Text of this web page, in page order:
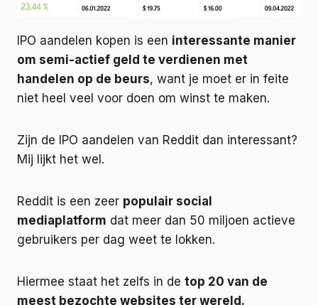
IPO aandelen kopen is een interessante manier
om semi-actief geld te verdienen met
handelen op de beurs, want je moet er in feite
niet heel veel voor doen om winst te maken.
Zijn de IPO aandelen van Reddit dan interessant?
Mij lijkt het wel.
Reddit is een zeer populair social
mediaplatform dat meer dan 50 miljoen actieve
gebruikers per dag weet te lokken.
Hiermee staat het zelfs in de top 20 van de
meest bezochte websites ter wereld.